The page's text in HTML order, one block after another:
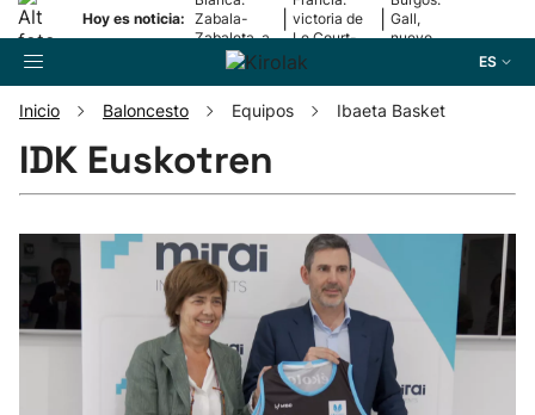
Hoy es noticia: Zabala-
Zabaleta, a
la final
victoria de
Le Court-
Pienaar
Gall,
nuevo
ES
Fútbol
Pelota
Inicio Baloncesto Equipos Ibaeta Basket
IDK Euskotren